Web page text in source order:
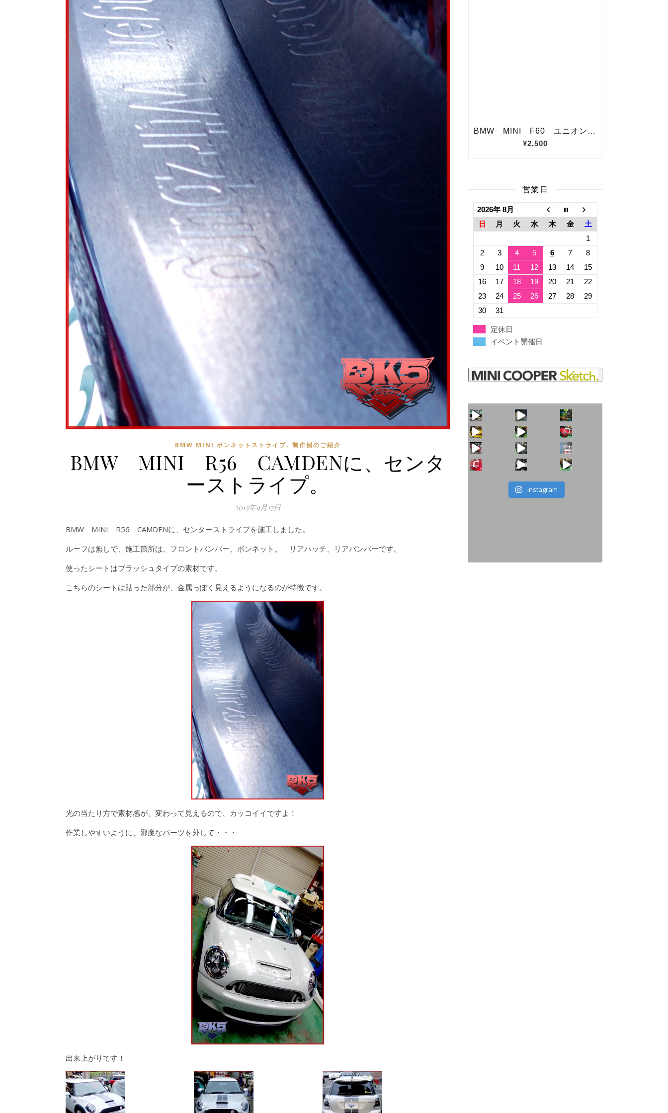
BMW MINI ボンネットストライプ, 制作例のご紹介
BMW MINI R56 CAMDENに、センタ
ーストライプ。
2015年9月17日
BMW MINI R56 CAMDENに、センターストライプを施工しました。
ルーフは無しで、施工箇所は、フロントバンパー、ボンネット。 リアハッチ、リアバンパーです。
使ったシートはブラッシュタイプの素材です。
こちらのシートは貼った部分が、金属っぽく見えるようになるのが特徴です。
光の当たり方で素材感が、変わって見えるので、カッコイイですよ！
作業しやすいように、邪魔なパーツを外して・・・
出来上がりです！
営業日
2026年 8月
日
月 火 水 木 金
土
1
2
3 4 5 6 7
8
9
10 11 12 13 14
15
16
17 18 19 20 21
22
23
24 25 26 27 28
29
30
31
定休日
イベント開催日
火曜日水曜日は定休
見た目こそ変わりま
instagram